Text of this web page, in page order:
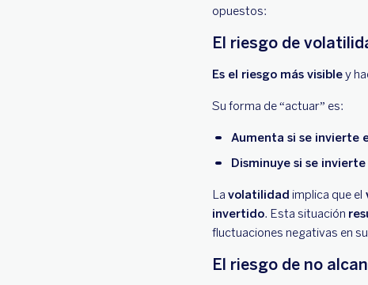
opuestos:
El riesgo de
Es el riesgo más visibley
Su forma de “actuar” es:
Aumenta si se invierte
Disminuye si se
La volatilidad implica que el
invertido. Esta situación
fluctuaciones negativas en
El riesgo de no